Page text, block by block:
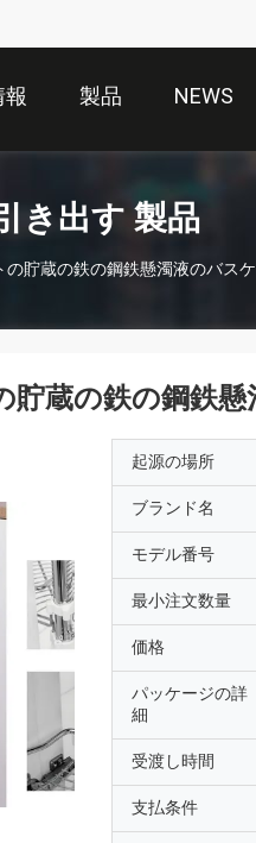
製品 NEWS
き出す 製品
貯蔵の鉄の鋼鉄懸濁液のバス
貯蔵の鉄の鋼鉄
起源の場所
ブランド名
モデル番号
最小注文数量
価格
パッケージの詳
細
受渡し時間
支払条件